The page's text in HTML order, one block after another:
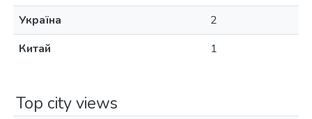
Україна
2
Китай
1
Top city views